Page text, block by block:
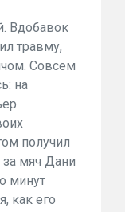
Вдобавок
травму,
Совсем
на
получил
за мяч Дани
минут
как его